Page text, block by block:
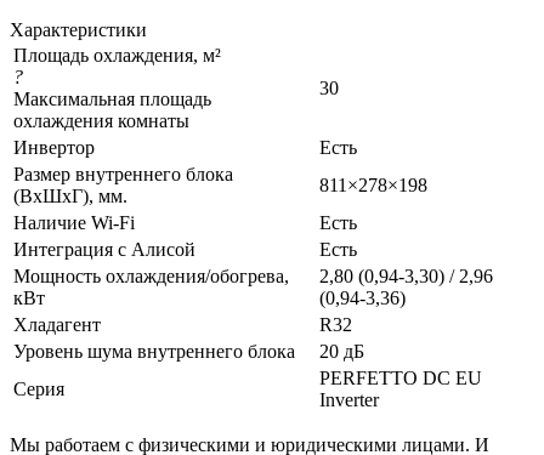
Характеристики
Площадь охлаждения, м²
?
Максимальная площадь
охлаждения комнаты
30
Инвертор
Есть
Размер внутреннего блока
(ВхШхГ), мм.
811×278×198
Наличие Wi-Fi
Есть
Интеграция с Алисой
Есть
Мощность охлаждения/обогрева,
кВт
2,80 (0,94-3,30) / 2,96
(0,94-3,36)
Хладагент
R32
Уровень шума внутреннего блока
20 дБ
Серия
PERFETTO DC EU
Inverter
Мы работаем с физическими и юридическими лицами. И